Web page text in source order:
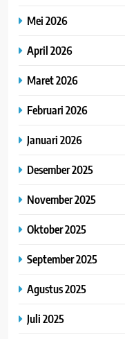
Mei 2026
April 2026
Maret 2026
Februari 2026
Januari 2026
Desember 2025
November 2025
Oktober 2025
September 2025
Agustus 2025
Juli 2025